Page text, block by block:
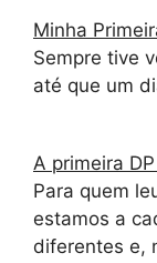
Minha
Sempre tive
até que um
A primeira
Para quem
estamos a
diferentes e,